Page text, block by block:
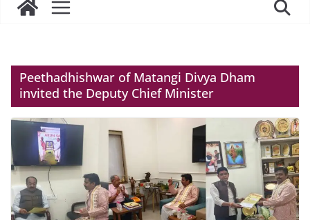
Peethadhishwar of Matangi Divya Dham
invited the Deputy Chief Minister